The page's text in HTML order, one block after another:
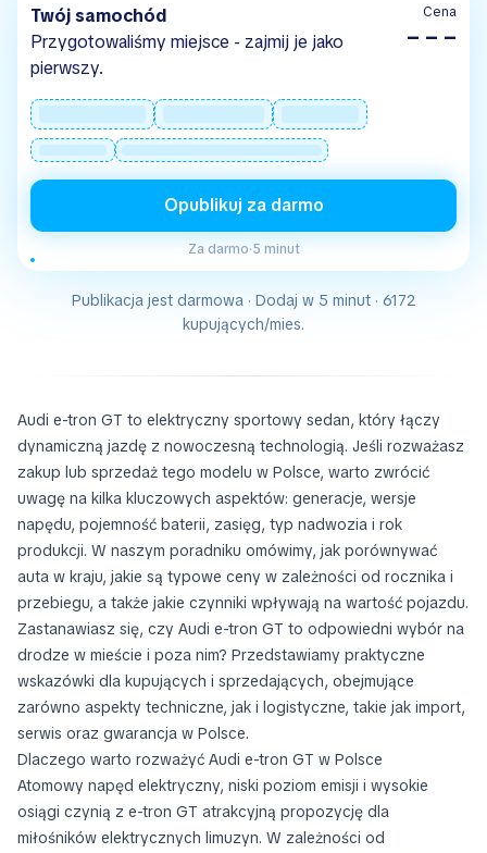
Twój samochód
Przygotowaliśmy miejsce - zajmij je jako
pierwszy.
Cena
– – –
Opublikuj za darmo
Za darmo·5 minut
Publikacja jest darmowa · Dodaj w 5 minut · 6172
kupujących/mies.
Audi e-tron GT to elektryczny sportowy sedan, który łączy
dynamiczną jazdę z nowoczesną technologią. Jeśli rozważasz
zakup lub sprzedaż tego modelu w Polsce, warto zwrócić
uwagę na kilka kluczowych aspektów: generacje, wersje
napędu, pojemność baterii, zasięg, typ nadwozia i rok
produkcji. W naszym poradniku omówimy, jak porównywać
auta w kraju, jakie są typowe ceny w zależności od rocznika i
przebiegu, a także jakie czynniki wpływają na wartość pojazdu.
Zastanawiasz się, czy Audi e-tron GT to odpowiedni wybór na
drodze w mieście i poza nim? Przedstawiamy praktyczne
wskazówki dla kupujących i sprzedających, obejmujące
zarówno aspekty techniczne, jak i logistyczne, takie jak import,
serwis oraz gwarancja w Polsce.
Dlaczego warto rozważyć Audi e-tron GT w Polsce
Atomowy napęd elektryczny, niski poziom emisji i wysokie
osiągi czynią z e-tron GT atrakcyjną propozycję dla
miłośników elektrycznych limuzyn. W zależności od